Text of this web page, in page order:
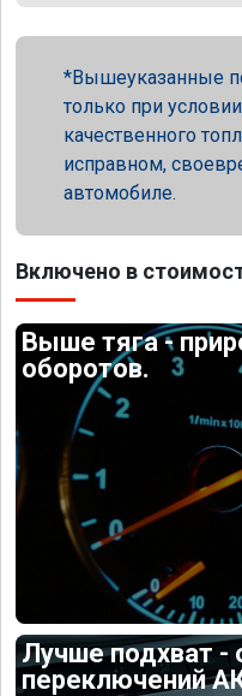
Вышеуказанные
только при
качественного
исправном,
автомобиле.
Включено в
Выше тяга -
оборотов.
Лучше подхват -
переключений